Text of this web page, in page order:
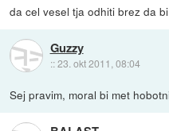
da cel vesel tja odhiti brez da
Guzzy
::23. okt 2011, 08:04
Sej pravim, moral bi met